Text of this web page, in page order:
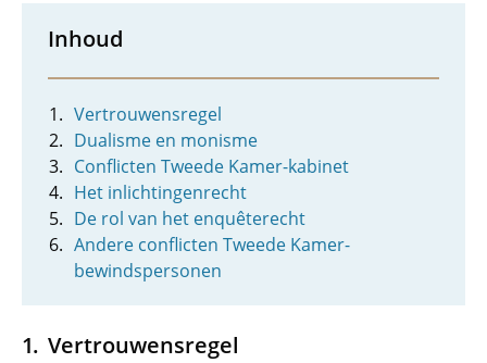
Inhoud
Vertrouwensregel
Dualisme en monisme
Conflicten Tweede Kamer-kabinet
Het inlichtingenrecht
De rol van het enquêterecht
Andere conflicten Tweede Kamer-
bewindspersonen
Vertrouwensregel